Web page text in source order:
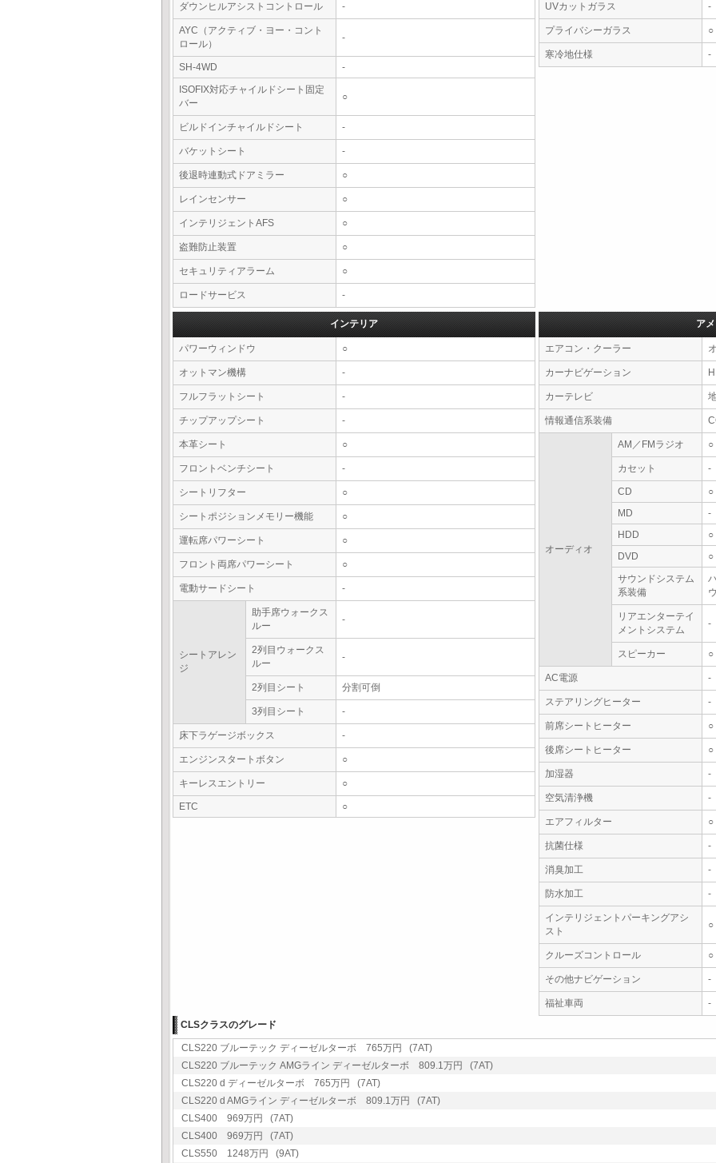
ダウンヒルアシストコントロール -
AYC（アクティブ・ヨー・コント
ロール）
-
SH-4WD
-
ISOFIX対応チャイルドシート固定
バー
○
ビルドインチャイルドシート -
バケットシート -
後退時連動式ドアミラー ○
レインセンサー ○
インテリジェントAFS ○
盗難防止装置 ○
セキュリティアラーム ○
ロードサービス -
UVカットガラス -
プライバシーガラス ○
寒冷地仕様 -
インテリア
パワーウィンドウ ○
オットマン機構 -
フルフラットシート -
チップアップシート -
本革シート ○
フロントベンチシート -
シートリフター ○
シートポジションメモリー機能 ○
運転席パワーシート ○
フロント両席パワーシート ○
電動サードシート -
シートアレン
ジ
助手席ウォークス
ルー
-
2列目ウォークス
ルー
-
2列目シート 分割可倒
3列目シート -
床下ラゲージボックス -
エンジンスタートボタン ○
キーレスエントリー ○
ETC ○
ア
エアコン・クーラー
カーナビゲーション
カーテレビ
情報通信系装備
オーディオ
AM／FMラジオ ○
カセット -
CD
○
MD
-
HDD
○
DVD
○
サウンドシステム
系装備
リアエンターテイ
メントシステム
-
スピーカー ○
AC電源 -
ステアリングヒーター -
前席シートヒーター ○
後席シートヒーター ○
加湿器 -
空気清浄機 -
エアフィルター ○
抗菌仕様 -
消臭加工 -
防水加工 -
インテリジェントパーキングアシ
スト
○
クルーズコントロール ○
その他ナビゲーション -
福祉車両
-
CLSクラスのグレード
CLS220 ブルーテック ディーゼルターボ 765万円 (7AT)
CLS220 ブルーテック AMGライン ディーゼルターボ 809.1万円 (7AT)
CLS220 d ディーゼルターボ 765万円 (7AT)
CLS220 d AMGライン ディーゼルターボ 809.1万円 (7AT)
CLS400 969万円 (7AT)
CLS400 969万円 (7AT)
CLS550 1248万円 (9AT)